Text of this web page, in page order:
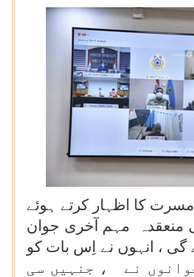
کا اظہار کرتے ہوئے
مہم آخری جوان
گی ، انہوں نے اِس بات کو
کیا کہ 79572 جوانوں نے ، جنہیں سی